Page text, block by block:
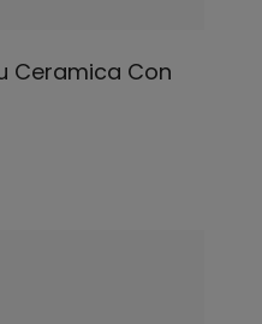
Ceramica Con